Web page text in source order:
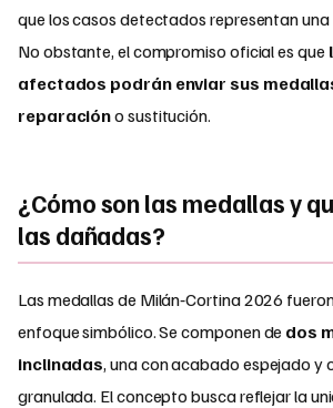
que los casos detectados representan
No obstante, el compromiso oficial es que
afectados podrán enviar sus
reparacióno sustitución.
¿Cómo son las medallas y
las dañadas?
Las medallas de Milán‑Cortina 2026
enfoque simbólico. Se componen de dos
inclinadas, una con acabado espejado y
granulada. El concepto busca reflejar la